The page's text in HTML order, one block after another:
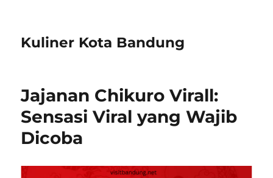
Kuliner Kota Bandung
Jajanan Chikuro Virall:
Sensasi Viral yang Wajib
Dicoba